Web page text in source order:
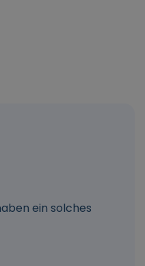
ein solches